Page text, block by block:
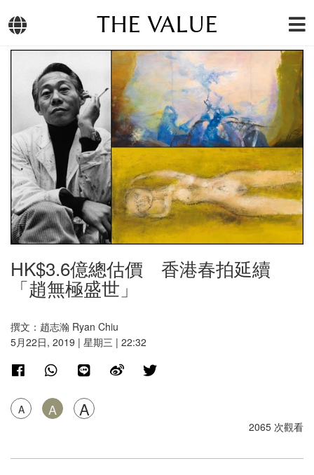
THE VALUE
HK$3.6億總估價 香港春拍延續
「趙無極盛世」
撰文：趙志瀚 Ryan Chiu
5月22日, 2019 | 星期三 | 22:32
A A A
2065 次觀看